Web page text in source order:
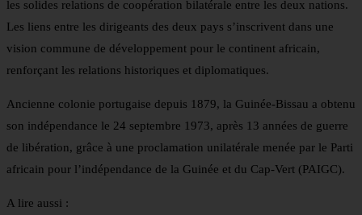
les solides relations de coopération bilatérale entre les deux nations.
Les liens entre les dirigeants des deux pays s’inscrivent dans une
vision commune de développement pour le continent africain,
renforçant les relations historiques et diplomatiques.
Ancienne colonie portugaise depuis 1879, la Guinée-Bissau a obtenu
son indépendance le 24 septembre 1973, après 13 années de guerre
de libération, grâce à une proclamation unilatérale menée par le Parti
africain pour l’indépendance de la Guinée et du Cap-Vert (PAIGC).
A lire aussi :